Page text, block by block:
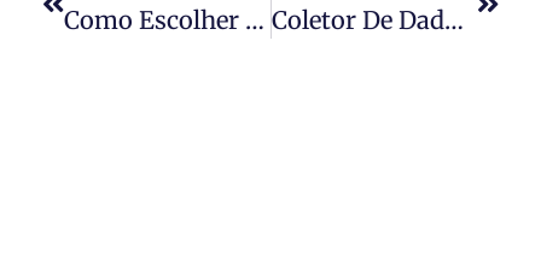
Como Escolher A Melhor Impressora De Etiquetas De Acordo Com As Suas Necessidades Coletor De Dados: Entenda Os Tipos Mais Vendidos E Suas Diferenças